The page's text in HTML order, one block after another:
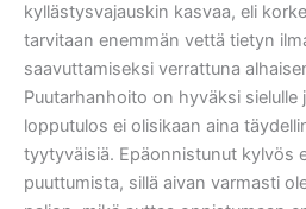
kyllästysvajauskin kasvaa, eli
tarvitaan enemmän vettä tietyn
saavuttamiseksi verrattuna
Puutarhanhoito on hyväksi sielulle
lopputulos ei olisikaan aina
tyytyväisiä. Epäonnistunut kylvös
puuttumista, sillä aivan varmasti